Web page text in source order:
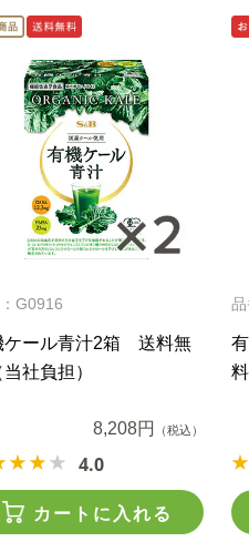
G0916
ケール青汁2箱 送料無
社負担）
8,208円 （税込）
4.0
カートに入れる